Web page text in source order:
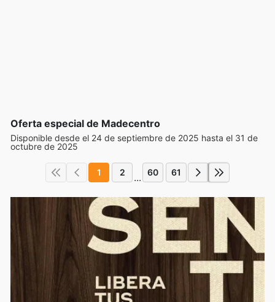
Oferta especial de Madecentro
Disponible desde el 24 de septiembre de 2025 hasta el 31 de
octubre de 2025
1 2 ... 60 61